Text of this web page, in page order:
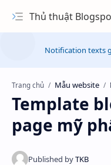
Thủ thuật
Notification texts
Trang chủ Mẫu website
Template
page mỹ